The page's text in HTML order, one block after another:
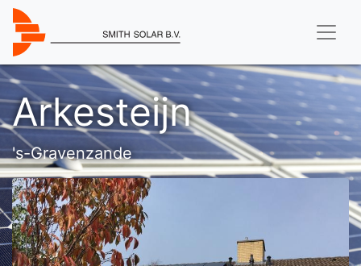
Arkesteijn
's-Gravenzande